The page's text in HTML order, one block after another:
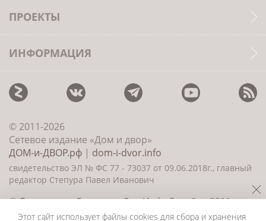
ПРОЕКТЫ
ИНФОРМАЦИЯ
© 2011-2026
Сетевое издание «Дом и двор»
ДОМ-и-ДВОР.рф | dom-i-dvor.info
свидетельство ЭЛ № ФС 77 - 73037 от 09.06.2018г., главный
редактор Степура Павел Иванович
©Создание сайта и дизайн«ИнфоДизайн» 2011—
2026
Этот сайт использует файлы cookies для сбора и хранения